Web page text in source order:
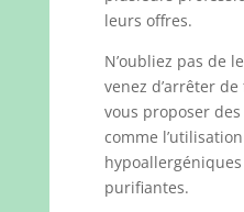
leurs offres.
N’oubliez pas de
venez d’arrêter
vous proposer
comme
purifiantes.